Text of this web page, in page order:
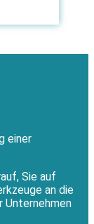
einer
Sie auf
an die
Unternehmen